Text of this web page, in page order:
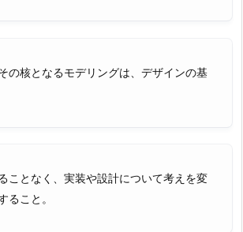
の核となるモデリングは、デザインの基
ことなく、実装や設計について考えを変
ること。